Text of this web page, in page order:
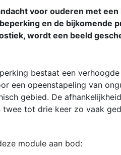
voor ouderen met
en de bijkomende
wordt een beeld
bestaat een
een opeenstapeling van
gebied. De
twee tot drie keer zo vaak
module aan bod: